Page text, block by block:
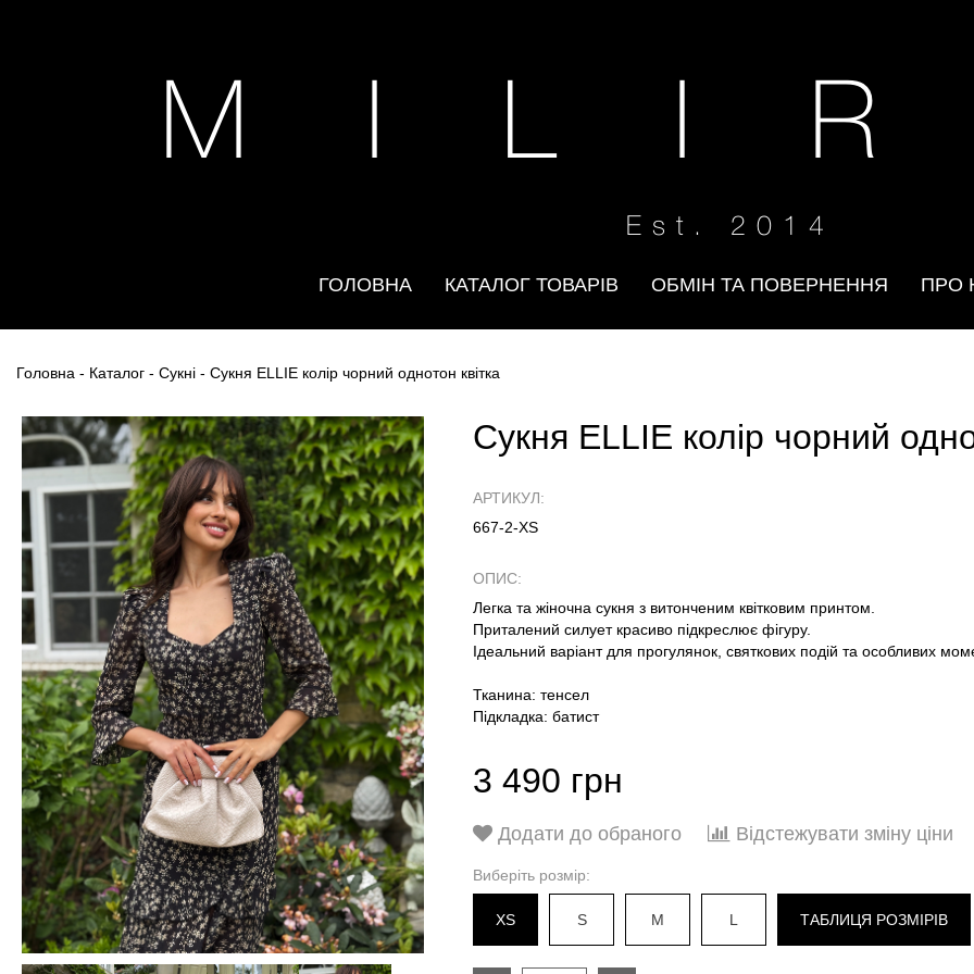
M I L I R
Est. 2014
ГОЛОВНА КАТАЛОГ ТОВАРІВ ОБМІН ТА ПОВЕРНЕННЯ ПРО
Головна - Каталог - Сукні - Сукня ELLIE колір чорний однотон квітка
Сукня ELLIE колір чорний
АРТИКУЛ:
667-2-XS
ОПИС:
Легка та жіночна сукня з витонченим квітковим принтом.
Приталений силует красиво підкреслює фігуру.
Ідеальний варіант для прогулянок, святкових подій та особливих
Тканина: тенсел
Підкладка: батист
3 490 грн
Додати до обраного Відстежувати зміну ціни
Виберіть розмір:
XS S M L ТАБЛИЦЯ РОЗМІРІВ